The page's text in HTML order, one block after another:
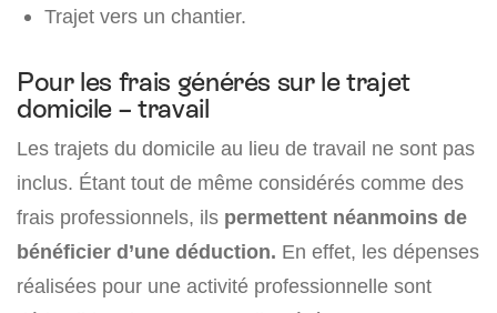
Trajet vers un chantier.
Pour les frais générés sur le trajet
domicile – travail
Les trajets du domicile au lieu de travail ne sont pas
inclus. Étant tout de même considérés comme des
frais professionnels, ils permettent néanmoins de
bénéficier d’une déduction. En effet, les dépenses
réalisées pour une activité professionnelle sont